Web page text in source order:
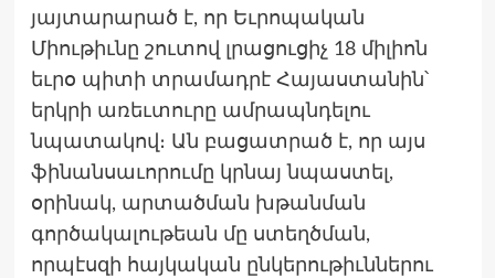
յայտարարած է, որ Եւրոպական
Միութիւնը շուտով լրացուցիչ 18 միլիոն
եւրօ պիտի տրամադրէ Հայաստանին՝
երկրի առեւտուրը ամրապնդելու
նպատակով։ Ան բացատրած է, որ այս
ֆինանսաւորումը կրնայ նպաստել,
օրինակ, արտածման խթանման
գործակալութեան մը ստեղծման,
որպէսզի հայկական ընկերութիւններու